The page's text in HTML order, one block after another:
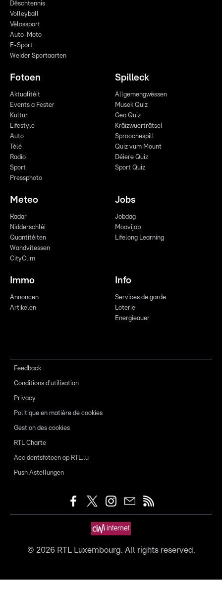
Dëschtennis
Volleyball
Vëlossport
Auto-Moto
E-Sport
Weider Sportaarten
Fotoen
Aktualitéit
Events a Fester
Kultur
Lifestyle
Auto
Télé
Radio
Sport
Pressphoto
Spilleck
Allgemengwëssen
Musek Quiz
Geo Quiz
Kräizwuerträtsel
Sproochespill
Quiz vum Mount
Déiere Quiz
Sport Quiz
Meteo
Radar
Nidderschléi
Quantitéiten
Wandvitessen
CityClim
Jobs
Jobdag
Moovijob
Lifelong Learning
Immo
Annoncen
Artikelen
Info
Services de garde
Loterie
Energieauer
Feedback
Conditions d'utilisation
Privacy
Politique en matière de cookies
Gestion des cookies
RTL Charte
Accidentsfotoen op RTL.lu
Push Astellungen
© 2026RTL Luxembourg. All rights reserved.